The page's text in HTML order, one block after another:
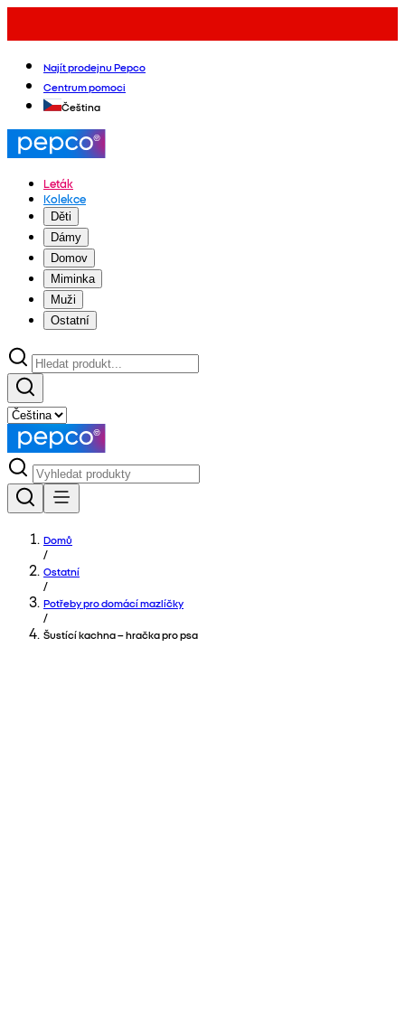
Najít prodejnu Pepco
Centrum pomoci
Čeština
Leták
Kolekce
Děti
Dámy
Domov
Miminka
Muži
Ostatní
Domů
/
Ostatní
/
Potřeby pro domácí mazlíčky
/
Šustící kachna – hračka pro psa